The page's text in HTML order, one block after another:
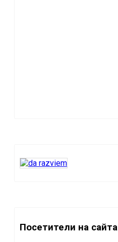
Посетители на сайта